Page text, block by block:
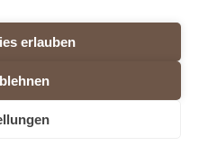
Roasters Niederlenz . website by
erlauben